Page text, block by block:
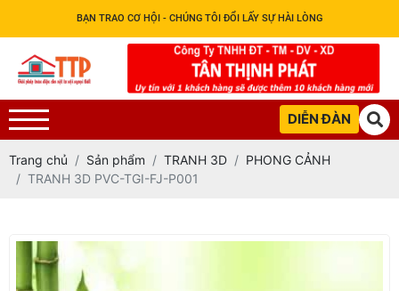
BẠN TRAO CƠ HỘI - CHÚNG TÔI ĐỔI LẤY SỰ HÀI LÒNG
DIỄN ĐÀN
Trang chủ Sản phẩm TRANH 3D
PHONG CẢNH
TRANH 3D PVC-TGI-FJ-P001